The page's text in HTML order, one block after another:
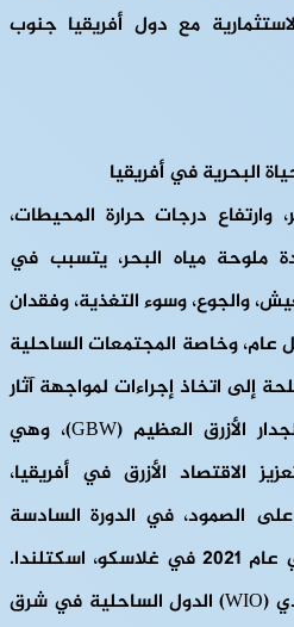
مع دول أفريقيا جنوب
البحرية في أفريقيا
وارتفاع درجات حرارة المحيطات،
ملوحة مياه البحر، يتسبب في
والجوع، وسوء التغذية، وفقدان
عام، وخاصة المجتمعات الساحلية
إلى اتخاذ إجراءات لمواجهة آثار
تغير المناخ، وُلدت مبادرة الجدار الأزرق العظيم (GBW)، وهي
الاقتصاد الأزرق في أفريقيا،
على الصمود، في الدورة السادسة
والعشرين لمؤتمر الأطراف في عام 2021 في غلاسكو، اسكتلندا.
تضم دول غرب المحيط الهندي (WIO) الدول الساحلية في شرق